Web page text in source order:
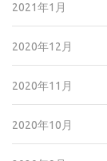
2021年1月
2020年12月
2020年11月
2020年10月